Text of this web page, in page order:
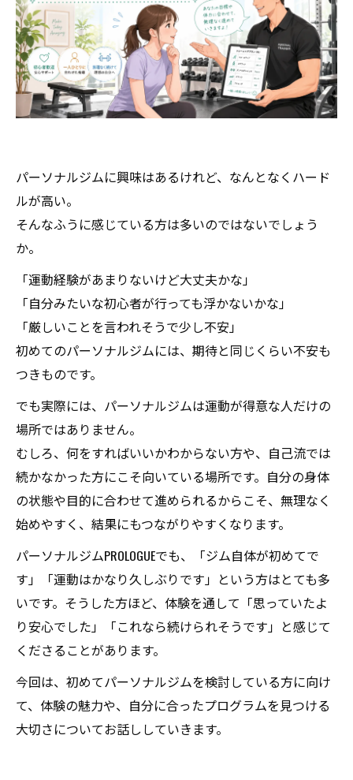
パーソナルジムに興味はあるけれど、なんとなくハード
ルが高い。
そんなふうに感じている方は多いのではないでしょう
か。
「運動経験があまりないけど大丈夫かな」
「自分みたいな初心者が行っても浮かないかな」
「厳しいことを言われそうで少し不安」
初めてのパーソナルジムには、期待と同じくらい不安も
つきものです。
でも実際には、パーソナルジムは運動が得意な人だけの
場所ではありません。
むしろ、何をすればいいかわからない方や、自己流では
続かなかった方にこそ向いている場所です。自分の身体
の状態や目的に合わせて進められるからこそ、無理なく
始めやすく、結果にもつながりやすくなります。
パーソナルジムPROLOGUEでも、「ジム自体が初めてで
す」「運動はかなり久しぶりです」という方はとても多
いです。そうした方ほど、体験を通して「思っていたよ
り安心でした」「これなら続けられそうです」と感じて
くださることがあります。
今回は、初めてパーソナルジムを検討している方に向け
て、体験の魅力や、自分に合ったプログラムを見つける
大切さについてお話ししていきます。